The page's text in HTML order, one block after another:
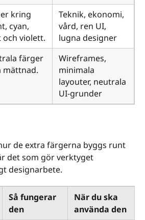
kring
cyan,
och violett.
Teknik, ekonomi,
vård, ren UI,
lugna designer
färger
mättnad.
Wireframes,
minimala
layouter, neutrala
UI-grunder
de extra färgerna byggs runt
det som gör verktyget
designarbete.
Så fungerar
den
När du ska
använda den